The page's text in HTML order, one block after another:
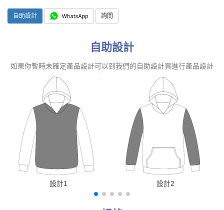
自助設計 詢問
自助設計
如果你暫時未確定產品設計可以到我們的自助設計頁進行產品設計
設計1 設計2